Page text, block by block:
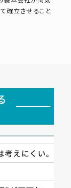
確立させること